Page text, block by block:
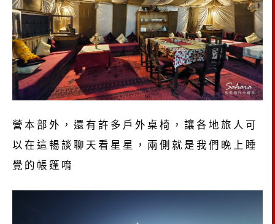
營本部外，還有許多戶外桌椅，讓各地旅人可
以在這暢談聊天看星星，兩側就是我們晚上睡
覺的帳篷唷